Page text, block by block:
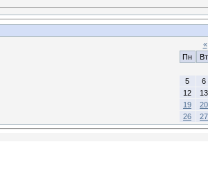
«
Пн
Вт
5
6
12
13
19
20
26
27